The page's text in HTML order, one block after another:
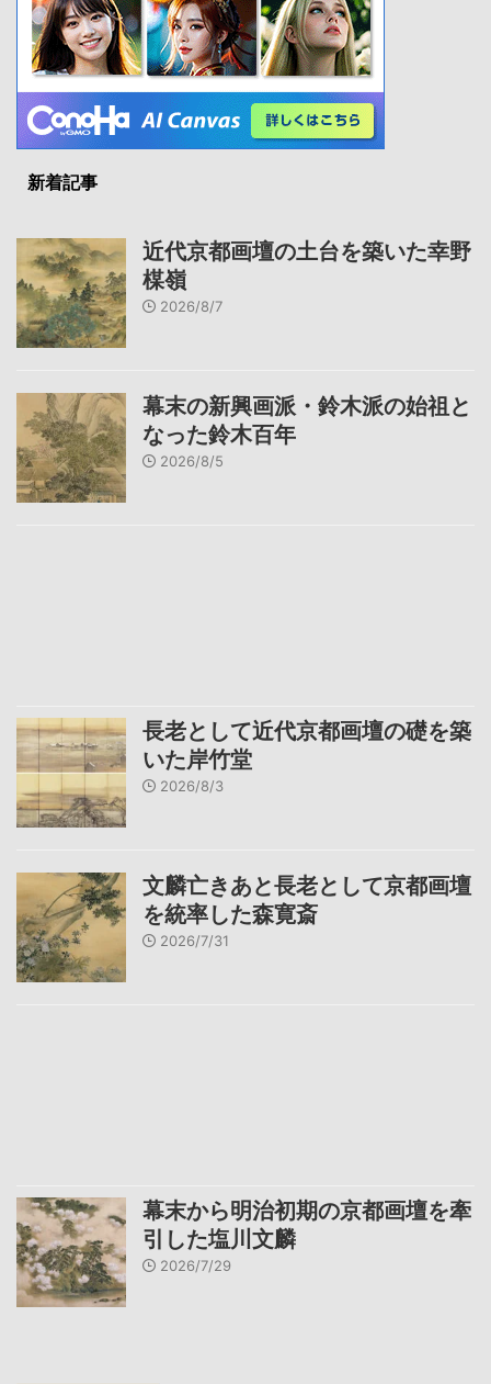
新着記事
近代京都画壇の土台を築いた幸野
楳嶺
2026/8/7
幕末の新興画派・鈴木派の始祖と
なった鈴木百年
2026/8/5
長老として近代京都画壇の礎を築
いた岸竹堂
2026/8/3
文麟亡きあと長老として京都画壇
を統率した森寛斎
2026/7/31
幕末から明治初期の京都画壇を牽
引した塩川文麟
2026/7/29